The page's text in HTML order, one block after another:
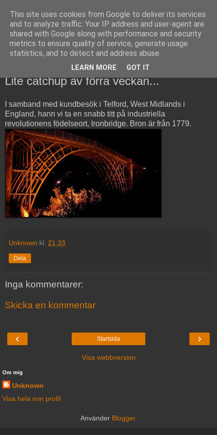
Copsons bloggerier
Vad som händer och sker i copsons värld...
Lite catchup av förra veckan...
I samband med kundbesök i Telford, West Midlands i
England, hann vi ta en snabb titt på industriella
revolutionens födelseort, Ironbridge. Bron är från 1779.
Unknown kl. 21:33
Dela
Inga kommentarer:
Skicka en kommentar
‹ ›
Startsida
Visa webbversion
Om mig
Unknown
Visa hela min profil
Använder Blogger.
This site uses cookies from Google to deliver its services
and to analyze traffic. Your IP address and user-agent are
shared with Google along with performance and security
metrics to ensure quality of service, generate usage
statistics, and to detect and address abuse.
LEARN MORE GOT IT